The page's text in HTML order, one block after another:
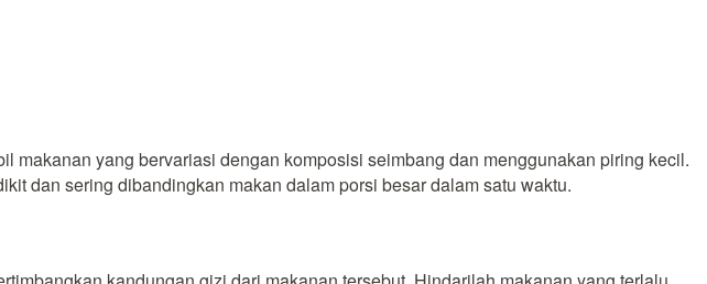
yang bervariasi dengan komposisi seimbang dan menggunakan piring kecil.
dan sering dibandingkan makan dalam porsi besar dalam satu waktu.